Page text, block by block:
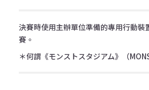
決賽時使用主辦單位準備的專用行動裝
賽。
＊何謂《モンストスタジアム》（